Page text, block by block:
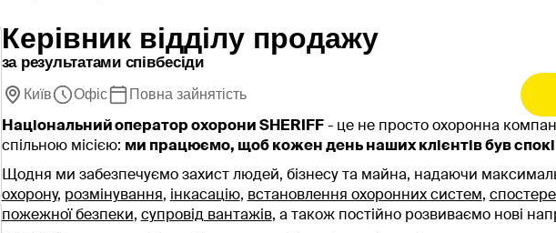
Керівник відділу продажу
за результатами співбесіди
Київ Офіс Повна зайнятість
Національний оператор охорони SHERIFF- це не просто охоронна
спільною місією: ми працюємо, щоб кожен день наших клієнтів був
Щодня ми забезпечуємо захист людей, бізнесу та майна, надаючи
охорону, розмінування, інкасацію, встановлення охоронних систем,
пожежної безпеки, супровід вантажів, а також постійно розвиваємо нові